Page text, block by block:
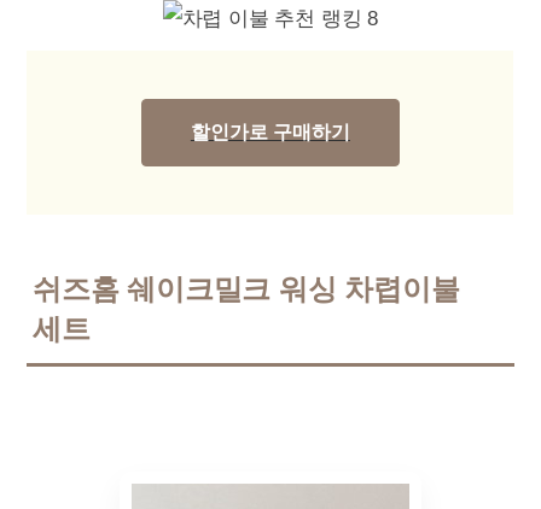
할인가로 구매하기
쉬즈홈 쉐이크밀크 워싱 차렵이불
세트